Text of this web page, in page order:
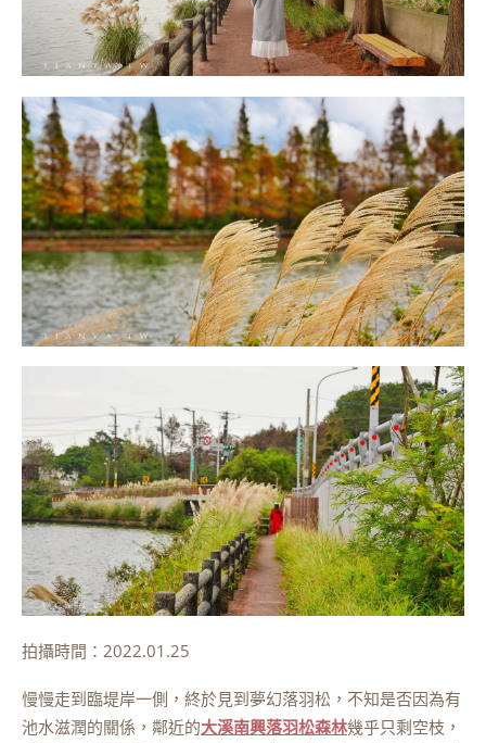
拍攝時間：2022.01.25
慢慢走到臨堤岸一側，終於見到夢幻落羽松，不知是否因為有
池水滋潤的關係，鄰近的大溪南興落羽松森林幾乎只剩空枝，